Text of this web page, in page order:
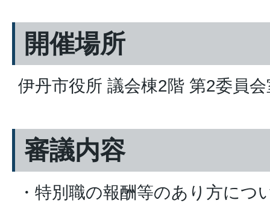
開催場所
伊丹市役所 議会棟2階 第2委員会
審議内容
・特別職の報酬等のあり方につ